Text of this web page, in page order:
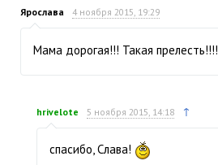
Ярослава 4 ноября 2015, 19:29
Мама дорогая!!! Такая прелесть!!!!
hrivelote 5 ноября 2015, 14:18 ↑
спасибо, Слава!